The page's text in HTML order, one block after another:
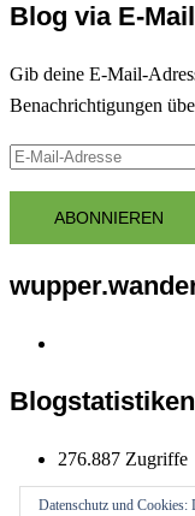
Blog via E-
Gib deine E-Mail-
Benachrichtigungen
E-
AdresseABONNIEREN
Blogstatistiken
276.887 Zugriffe
Datenschutz und Cookies: